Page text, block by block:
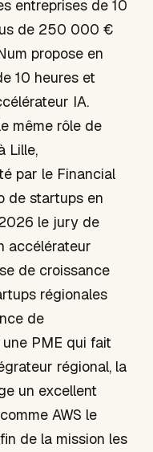
entreprises de 10
de 250 000 €
propose en
10 heures et
IA.
même rôle de
Lille,
par le Financial
de startups en
le jury de
accélérateur
de croissance
régionales
de
PME qui fait
régional, la
un excellent
AWS le
de la mission les